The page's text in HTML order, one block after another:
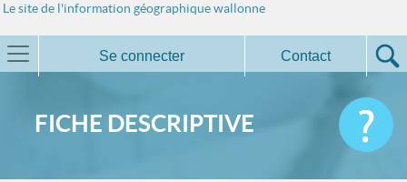
Le site de l'information géographique wallonne
Se connecter Contact
FICHE DESCRIPTIVE